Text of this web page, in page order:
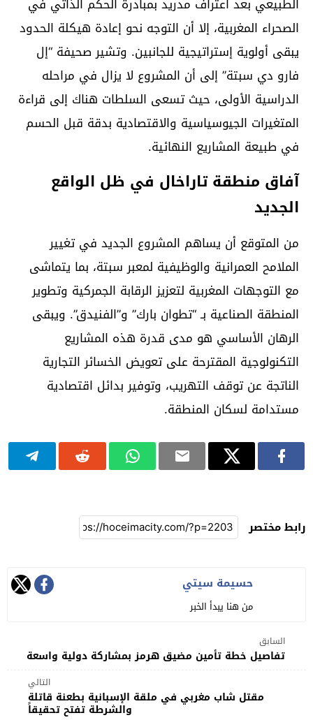
الصحراء المغربية، إلا أن التوجه نحو إعادة هيكلة الحدود
يبقى أولوية إستراتيجية للجانبين. وتشير صحيفة “إل
فارو دي سبتة” إلى أن المشروع لا يزال في مراحله
الدراسية الأولى، حيث تسعى السلطات هناك إلى قراءة
المتغيرات الجيوسياسية والاقتصادية بدقة قبل الحسم
في طبيعة المشاريع النهائية.
آفاق منطقة تاراخال في ظل الواقع
الجديد
من المتوقع أن يساهم المشروع الجديد في تغيير
الملامح العمرانية والوظيفية لمعبر سبتة، بما يتماشى
مع التوجهات المغربية لتعزيز الرقابة الجمركية وتطوير
المنطقة الصناعية بـ “تطوان بارك” و”الفنيدق”. ويبقى
الرهان الأساسي هو مدى قدرة هذه المشاريع
التكنولوجية المقترحة على تعويض الخسائر التجارية
الناتجة عن توقف التهريب، وتوفير بدائل اقتصادية
مستدامة لسكان المنطقة.
رابط مختصر
حسيمة سيتي
من هنا يبدأ الخبر
السابق
تفاصيل خطة تأمين مضيق هرمز بمشاركة دولية واسعة
التالي
مقتل شاب مغربي في ملقة الإسبانية بطعنة قاتلة
والشرطة تفتح تحقيقاً